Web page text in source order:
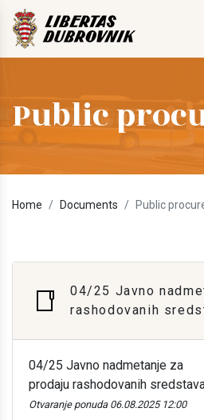
Public
Home Documents Public
04/25 Javno
rashodovanih
04/25 Javno nadmetanje za
prodaju rashodovanih
Otvaranje ponuda 06.08.2025 12:00